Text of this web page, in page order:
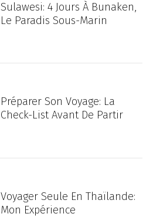
Sulawesi: 4 Jours À Bunaken,
Le Paradis Sous-Marin
Préparer Son Voyage: La
Check-List Avant De Partir
Voyager Seule En Thaïlande:
Mon Expérience